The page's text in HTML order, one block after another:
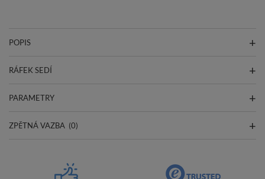
POPIS
RÁFEK SEDÍ
PARAMETRY
ZPĚTNÁ VAZBA (0)